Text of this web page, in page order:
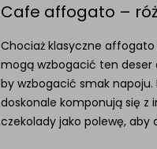
Cafe affogato –
Chociaż klasyczne affogato
mogą wzbogacić ten deser
by wzbogacić smak
doskonale komponują się z
czekolady jako polewę, aby